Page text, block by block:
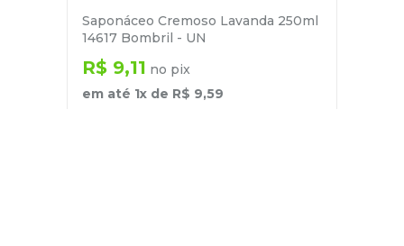
Saponáceo Cremoso Lavanda 250ml
14617 Bombril - UN
R$ 9,11 no pix
em até 1x de R$ 9,59